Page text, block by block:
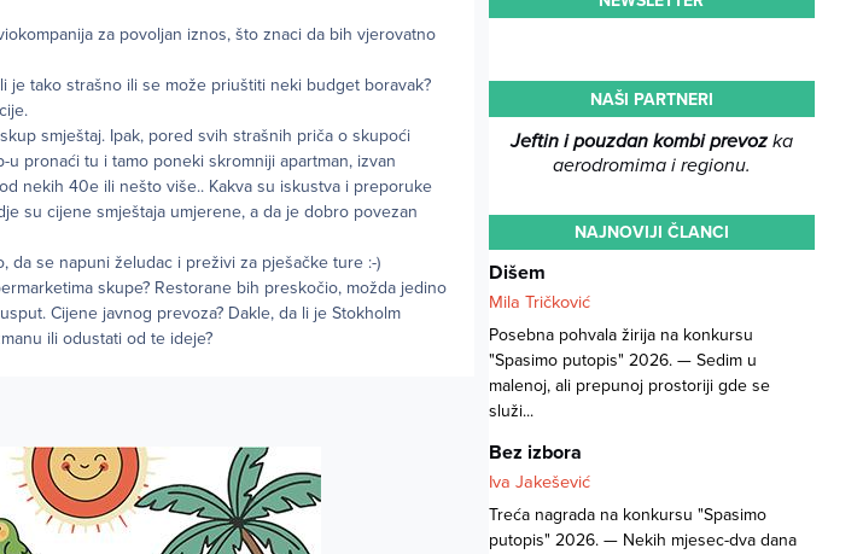
za povoljan iznos, što znaci da bih vjerovatno
je tako strašno ili se može priuštiti neki budget boravak?
smještaj. Ipak, pored svih strašnih priča o skupoći
pronaći tu i tamo poneki skromniji apartman, izvan
nekih 40e ili nešto više.. Kakva su iskustva i preporuke
su cijene smještaja umjerene, a da je dobro povezan
da se napuni želudac i preživi za pješačke ture :-)
skupe? Restorane bih preskočio, možda jedino
Cijene javnog prevoza? Dakle, da li je Stokholm
ili odustati od te ideje?
NAŠI PARTNERI
Jeftin i pouzdan kombi prevozka
aerodromima i regionu.
NAJNOVIJI ČLANCI
Dišem
Mila Tričković
Posebna pohvala žirija na konkursu
"Spasimo putopis" 2026. — Sedim u
malenoj, ali prepunoj prostoriji gde se
služi...
Bez izbora
Iva Jakešević
Treća nagrada na konkursu "Spasimo
putopis" 2026. — Nekih mjesec-dva dana